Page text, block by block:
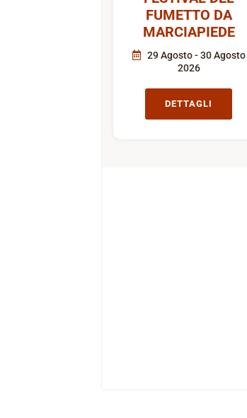
FUMETTO DA
MARCIAPIEDE
29 Agosto - 30 Agosto
2026
DETTAGLI